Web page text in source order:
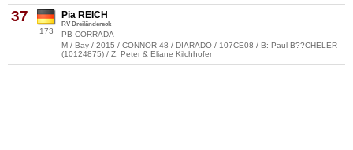
37
173
Pia REICH
RV Dreiländereck
PB CORRADA
M / Bay / 2015 / CONNOR 48 / DIARADO / 107CE08 / B: Paul B??CHELER
(10124875) / Z: Peter & Eliane Kilchhofer